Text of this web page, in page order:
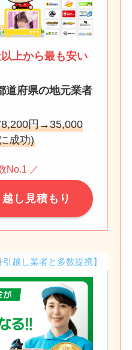
上から最も安い
道府県の地元業者
円→35,000
成功)
No.1 ／
し見積もり
越し業者と多数提携】